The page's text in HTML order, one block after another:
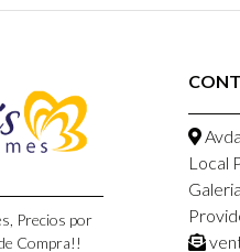
Precios por
Compra!!
Local